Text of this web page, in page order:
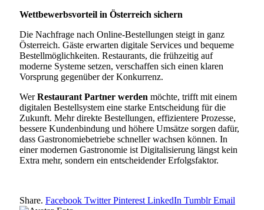
Wettbewerbsvorteil in Österreich sichern
Die Nachfrage nach Online-Bestellungen steigt in ganz
Österreich. Gäste erwarten digitale Services und bequeme
Bestellmöglichkeiten. Restaurants, die frühzeitig auf
moderne Systeme setzen, verschaffen sich einen klaren
Vorsprung gegenüber der Konkurrenz.
WerRestaurant Partner werden möchte, trifft mit einem
digitalen Bestellsystem eine starke Entscheidung für die
Zukunft. Mehr direkte Bestellungen, effizientere Prozesse,
bessere Kundenbindung und höhere Umsätze sorgen dafür,
dass Gastronomiebetriebe schneller wachsen können. In
einer modernen Gastronomie ist Digitalisierung längst kein
Extra mehr, sondern ein entscheidender Erfolgsfaktor.
Share. Facebook Twitter Pinterest LinkedIn Tumblr Email